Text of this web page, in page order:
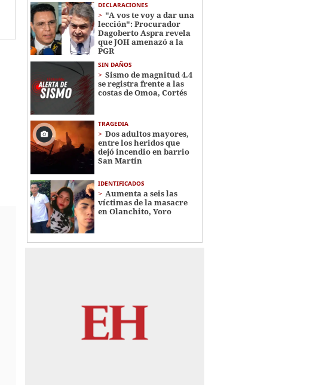
DECLARACIONES
"A vos te voy a dar una
lección": Procurador
Dagoberto Aspra revela
que JOH amenazó a la
PGR
SIN DAÑOS
Sismo de magnitud 4.4
se registra frente a las
costas de Omoa, Cortés
TRAGEDIA
Dos adultos mayores,
entre los heridos que
dejó incendio en barrio
San Martín
IDENTIFICADOS
Aumenta a seis las
víctimas de la masacre
en Olanchito, Yoro